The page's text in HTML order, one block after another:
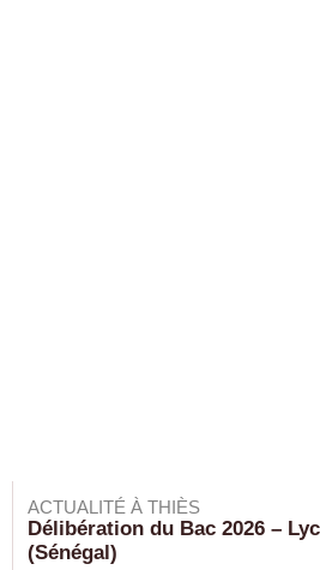
ACTUALITÉ À THIÈS
Délibération du Bac 2026 –
(Sénégal)